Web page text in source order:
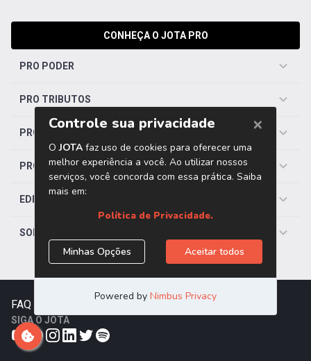
CONHEÇA O JOTA PRO
PRO PODER
PRO TRIBUTOS
PRO TRABALHISTA
PRO SAÚDE
EDITORIAS
SOBRE O JOTA
FAQ Trabalhe Conosco
SIGA O JOTA